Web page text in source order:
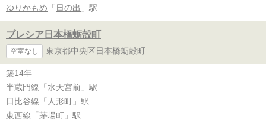
ゆりかもめ 「 日の出 」駅
ブレシア日本橋蛎殻町
空室なし 東京都中央区日本橋蛎殻町
築14年
半蔵門線 「 水天宮前 」駅
日比谷線 「 人形町 」駅
東西線 「 茅場町 」駅